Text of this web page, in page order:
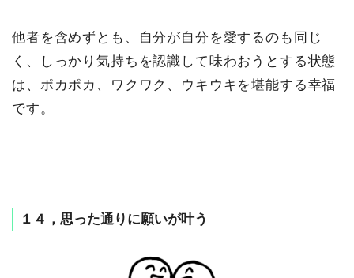
他者を含めずとも、自分が自分を愛するのも同じ
く、しっかり気持ちを認識して味わおうとする状態
は、ポカポカ、ワクワク、ウキウキを堪能する幸福
です。
１４，思った通りに願いが叶う